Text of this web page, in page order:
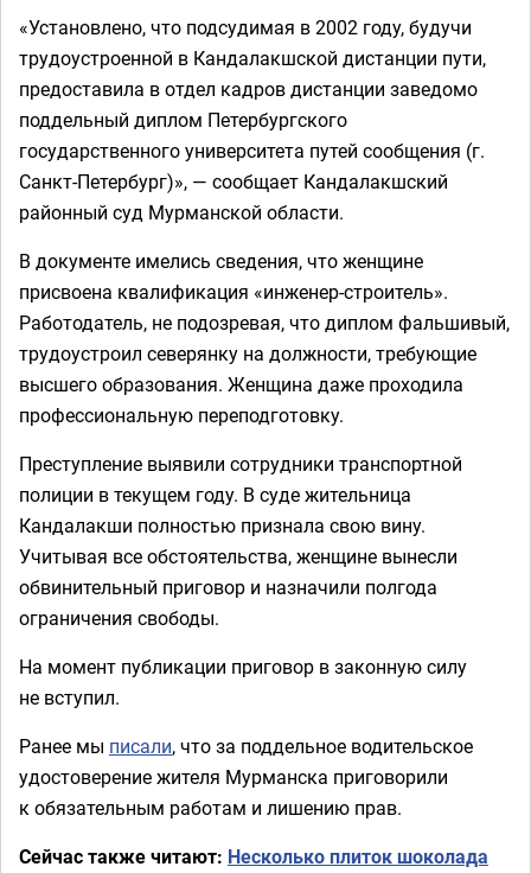
«Установлено, что подсудимая в 2002 году, будучи
трудоустроенной в Кандалакшской дистанции пути,
предоставила в отдел кадров дистанции заведомо
поддельный диплом Петербургского
государственного университета путей сообщения (г.
Санкт-Петербург)», — сообщает Кандалакшский
районный суд Мурманской области.
В документе имелись сведения, что женщине
присвоена квалификация «инженер-строитель».
Работодатель, не подозревая, что диплом фальшивый,
трудоустроил северянку на должности, требующие
высшего образования. Женщина даже проходила
профессиональную переподготовку.
Преступление выявили сотрудники транспортной
полиции в текущем году. В суде жительница
Кандалакши полностью признала свою вину.
Учитывая все обстоятельства, женщине вынесли
обвинительный приговор и назначили полгода
ограничения свободы.
На момент публикации приговор в законную силу
не вступил.
Ранее мы писали, что за поддельное водительское
удостоверение жителя Мурманска приговорили
к обязательным работам и лишению прав.
Сейчас также читают: Несколько плиток шоколада